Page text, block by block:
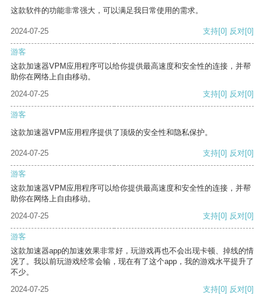
这款软件的功能非常强大，可以满足我日常使用的需求。
2024-07-25 支持[0] 反对[0]
游客
这款加速器VPM应用程序可以给你提供最高速度和安全性的连接，并帮
助你在网络上自由移动。
2024-07-25
支持[0] 反对[0]
游客
这款加速器VPM应用程序提供了顶级的安全性和隐私保护。
2024-07-25 支持[0] 反对[0]
游客
这款加速器VPM应用程序可以给你提供最高速度和安全性的连接，并帮
助你在网络上自由移动。
2024-07-25
支持[0] 反对[0]
游客
这款加速器app的加速效果非常好，玩游戏再也不会出现卡顿、掉线的情
况了。我以前玩游戏经常会输，现在有了这个app，我的游戏水平提升了
不少。
2024-07-25
支持[0] 反对[0]